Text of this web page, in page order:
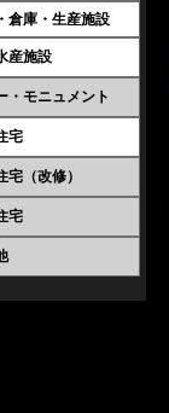
倉庫・生産施設
産施設
・モニュメント
宅
宅（改修）
宅